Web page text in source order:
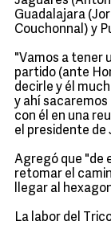
Guadalajara
Couchonnal) y
"Vamos a tener
partido (ante
decirle y él
y ahí
con él en una
el presidente de
Agregó que "de
retomar el
llegar al
La labor del